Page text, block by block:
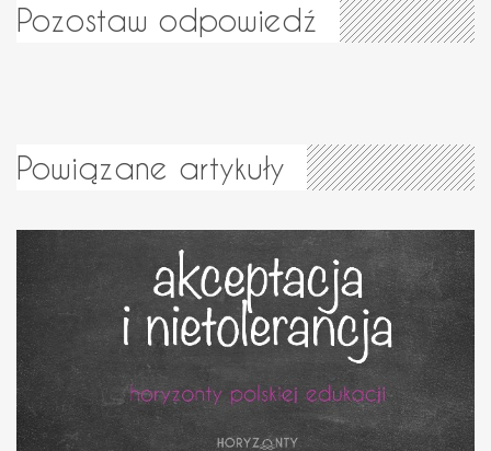
Pozostaw odpowiedź
Powiązane artykuły